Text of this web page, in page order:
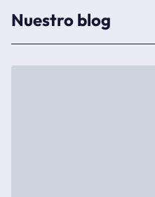
Nuestro blog